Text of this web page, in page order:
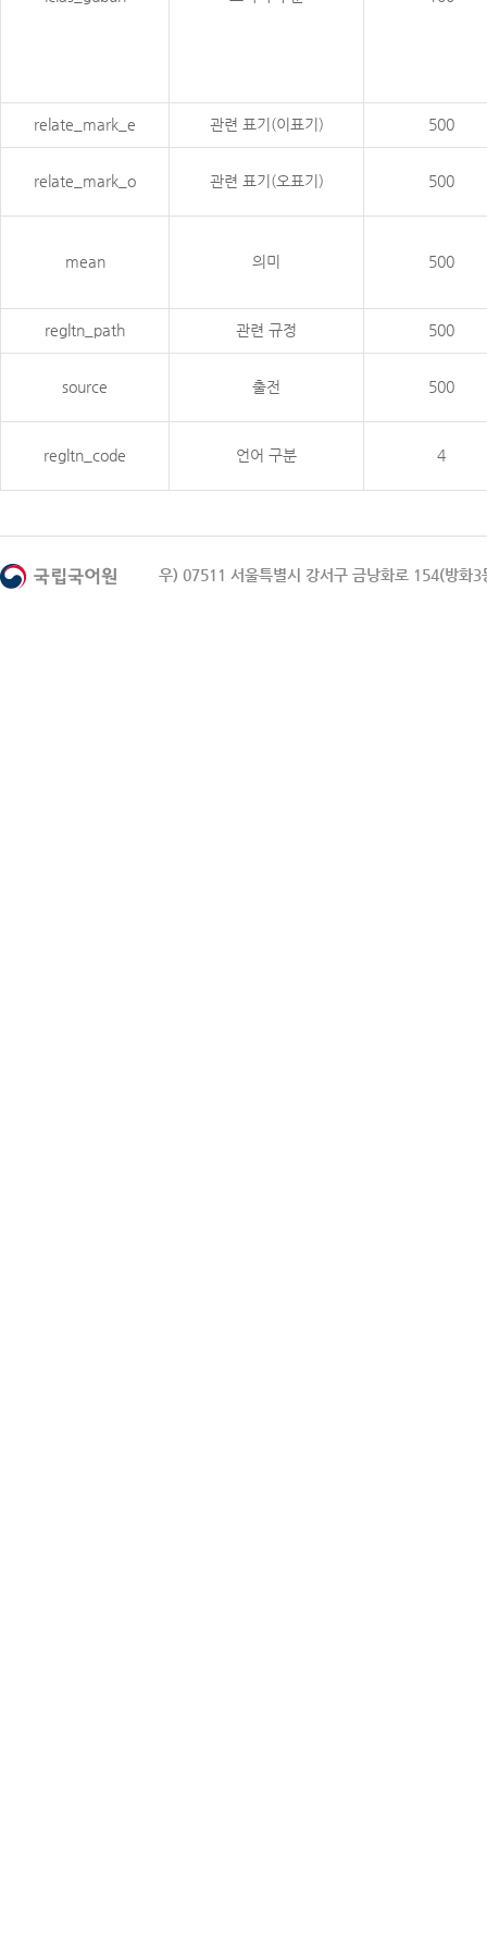
relate_mark_e 관련 표기(이표기) 500
relate_mark_o 관련 표기(오표기) 500
mean 의미 500
regltn_path 관련 규정 500
source 출전 500
regltn_code 언어 구분 4
우) 07511 서울특별시 강서구 금낭화로 154(방화3